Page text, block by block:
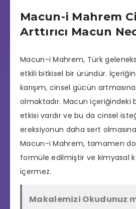
Macun-i Mahrem
Arttırıcı Macun
Macun-i Mahrem, Türk
etkili bitkisel bir üründür.
karışım, cinsel gücün
olmaktadır. Macun içeriğindeki
etkisi vardır ve bu da cinsel
ereksiyonun daha sert
Macun-i Mahrem, tamamen
formüle edilmiştir ve kimyasal
içermez.
Makalemizi Okudunuz